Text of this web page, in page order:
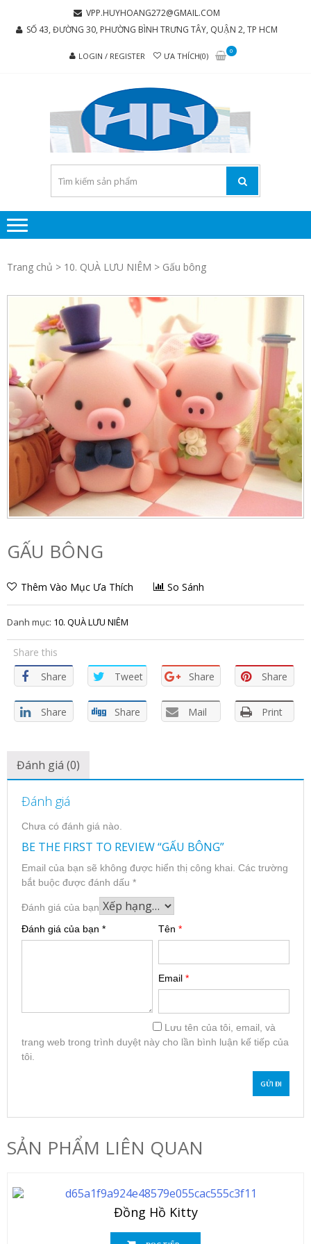
VPP.HUYHOANG272@GMAIL.COM
SỐ 43, ĐƯỜNG 30, PHƯỜNG BÌNH TRƯNG TÂY, QUẬN 2, TP HCM
LOGIN / REGISTER ƯA THÍCH(0)
0
Trang chủ > 10. QUÀ LƯU NIÊM > Gấu bông
GẤU BÔNG
Thêm Vào Mục Ưa Thích So Sánh
Danh mục: 10. QUÀ LƯU NIÊM
Share this
Share
Tweet Share Share
Share Share Mail Print
Đánh giá (0)
Đánh giá
Chưa có đánh giá nào.
BE THE FIRST TO REVIEW “GẤU BÔNG”
Email của bạn sẽ không được hiển thị công khai. Các trường
bắt buộc được đánh dấu *
Đánh giá của bạn
Đánh giá của bạn * Tên *
Email *
Lưu tên của tôi, email, và
trang web trong trình duyệt này cho lần bình luận kế tiếp của
tôi.
SẢN PHẨM LIÊN QUAN
Đồng Hồ Kitty